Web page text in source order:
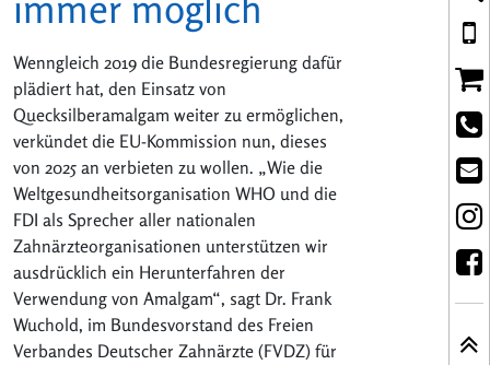
Wenngleich 2019 die Bundesregierung dafür
plädiert hat, den Einsatz von
Quecksilberamalgam weiter zu ermöglichen,
verkündet die EU-Kommission nun, dieses
von 2025 an verbieten zu wollen. „Wie die
Weltgesundheitsorganisation WHO und die
FDI als Sprecher aller nationalen
Zahnärzteorganisationen unterstützen wir
ausdrücklich ein Herunterfahren der
Verwendung von Amalgam“, sagt Dr. Frank
Wuchold, im Bundesvorstand des Freien
Verbandes Deutscher Zahnärzte (FVDZ) für